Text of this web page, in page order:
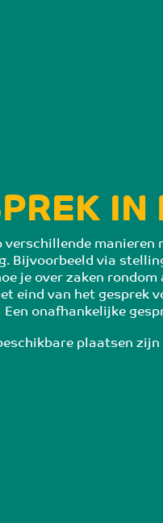
verschillende
Bijvoorbeeld via
je over zaken
eind van het gesprek
Een onafhankelijke
plaatsen zijn